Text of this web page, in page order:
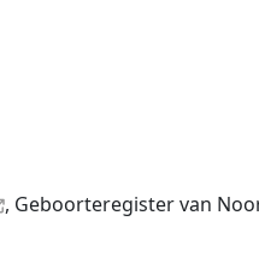
, Geboorteregister van